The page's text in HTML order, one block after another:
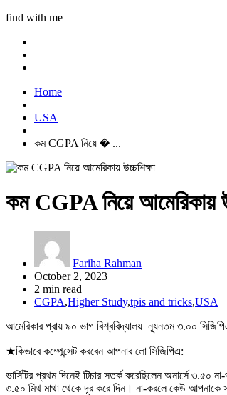
find with me
Home
USA
কম CGPA নিয়ে � ...
কম CGPA নিয়ে আমেরিকায়
Fariha Rahman
October 2, 2023
2 min read
CGPA,Higher Study,tpis and tricks,USA
আমেরিকার প্রায় ৯০ ভাগ বিশ্ববিদ্যালয় ন্যূনতম ৩.০০
★কিভাবে কম্পেন্সেট করবেন আপনার লো সিজিপিএ:
ভার্সিটির প্রথম দিনেই টিচার সতর্ক করেছিলেন অনার্সে ৩.৫০
৩.৫০ মিথ মাথা থেকে দূর করে দিন। না-করলে কেউ আপনাকে